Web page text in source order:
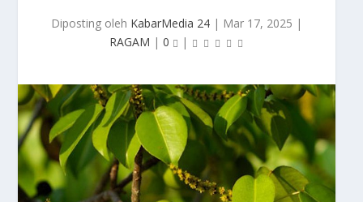
Diposting oleh KabarMedia 24 | Mar 17, 2025 |
RAGAM | 0 |